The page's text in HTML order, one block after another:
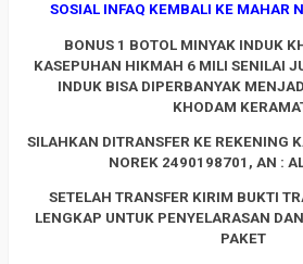
SOSIAL INFAQ KEMBALI KE MAHAR
BONUS 1 BOTOL MINYAK INDUK
KASEPUHAN HIKMAH 6 MILI SENILAI
INDUK BISA DIPERBANYAK
KHODAM
SILAHKAN DITRANSFER KE REKENING
NOREK 2490198701, AN :
SETELAH TRANSFER KIRIM BUKTI
LENGKAP UNTUK PENYELARASAN
PAKET